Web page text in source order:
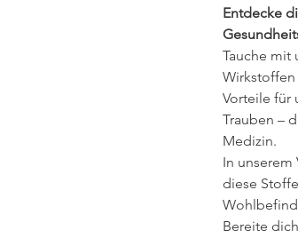
Entdecke
Tauche mit
Wirkstoffen
Vorteile für
Trauben –
Medizin.
In
diese
Bereite